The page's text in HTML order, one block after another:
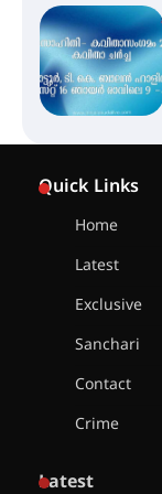
Quick Links
Home
Latest
Exclusive
Sanchari
Contact
Crime
Latest